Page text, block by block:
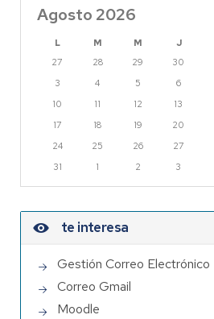
Agosto 2026
L M M J
27
28 29 30
3
4 5 6
10
11 12 13
17
18 19 20
24
25 26 27
31
1 2 3
te interesa
Gestión Correo Electrónico
Correo Gmail
Moodle